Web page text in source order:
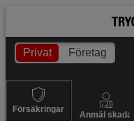
Privat Företag
Försäkringar
Anmäl skada